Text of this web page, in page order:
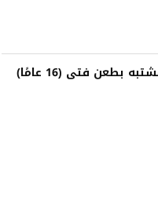
اعتقال مشتبه بطعن فتى (16 عامًا)